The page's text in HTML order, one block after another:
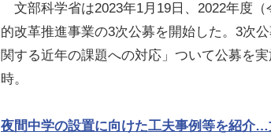
文部科学省は2023年1月19日、2022年度
的改革推進事業の3次公募を開始した。3次
関する近年の課題への対応」ついて公募を
時。
夜間中学の設置に向けた工夫事例等を紹介